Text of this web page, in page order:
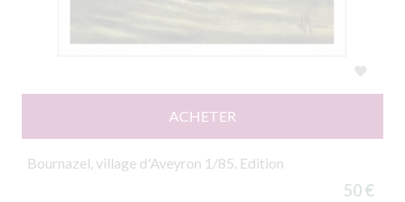
ACHETER

Bournazel, village d'Aveyron 1/85. Edition
50 €